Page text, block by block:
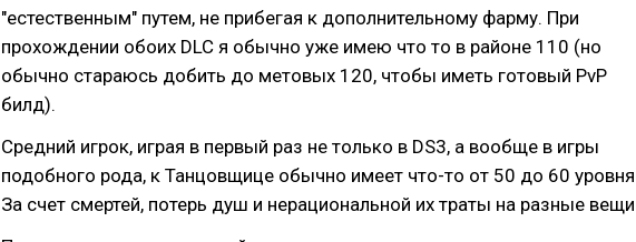
"естественным" путем, не прибегая к дополнительному фарму. При
прохождении обоих DLC я обычно уже имею что то в районе 110 (но
обычно стараюсь добить до метовых 120, чтобы иметь готовый PvP
билд).
Средний игрок, играя в первый раз не только в DS3, а вообще в игры
подобного рода, к Танцовщице обычно имеет что-то от 50 до 60
За счет смертей, потерь душ и нерациональной их траты на разные